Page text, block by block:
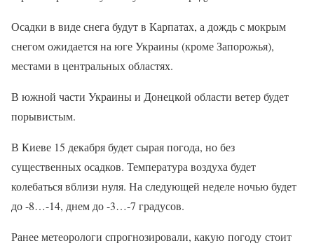
Осадки в виде снега будут в Карпатах, а дождь с мокрым
снегом ожидается на юге Украины (кроме Запорожья),
местами в центральных областях.
В южной части Украины и Донецкой области ветер будет
порывистым.
В Киеве 15 декабря будет сырая погода, но без
существенных осадков. Температура воздуха будет
колебаться вблизи нуля. На следующей неделе ночью будет
до -8…-14, днем до -3…-7 градусов.
Ранее метеорологи спрогнозировали, какую погоду стоит